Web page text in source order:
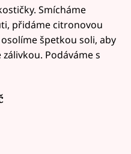
Smícháme
přidáme citronovou
špetkou soli, aby
Podáváme s